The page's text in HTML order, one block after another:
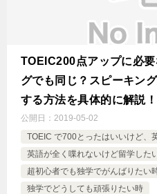
TOEIC200点アップに必
グでも同じ？スピーキン
する方法を具体的に解説！
公開日： 2019-05-02
TOEIC で700とったはいいけど、
英語が全く喋れないけど留学した
超初心者でも独学でがんばりたい
独学でどうしても頑張りたい時